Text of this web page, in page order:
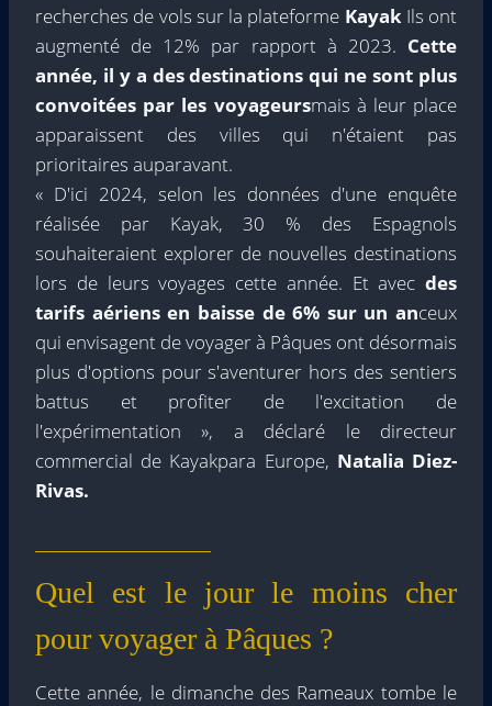
recherches de vols sur la plateforme KayakIls ont
augmenté de 12% par rapport à 2023. Cette
année, il y a des destinations qui ne sont plus
convoitées par les voyageursmais à leur place
apparaissent des villes qui n'étaient pas
prioritaires auparavant.
« D'ici 2024, selon les données d'une enquête
réalisée par Kayak, 30 % des Espagnols
souhaiteraient explorer de nouvelles destinations
lors de leurs voyages cette année. Et avec des
tarifs aériens en baisse de 6% sur un anceux
qui envisagent de voyager à Pâques ont désormais
plus d'options pour s'aventurer hors des sentiers
battus et profiter de l'excitation de
l'expérimentation », a déclaré le directeur
commercial de Kayakpara Europe, Natalia Diez-
Rivas.
Quel est le jour le moins cher
pour voyager à Pâques ?
Cette année, le dimanche des Rameaux tombe le